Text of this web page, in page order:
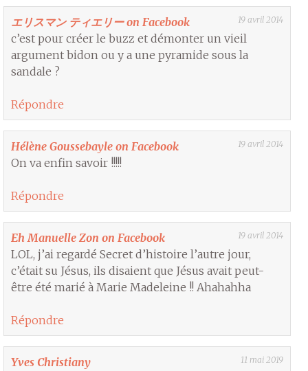
エリスマン ティエリー on Facebook 19 avril 2014
c’est pour créer le buzz et démonter un vieil
argument bidon ou y a une pyramide sous la
sandale ?
Répondre
Hélène Goussebayle on Facebook 19 avril 2014
On va enfin savoir !!!!!
Répondre
Eh Manuelle Zon on Facebook 19 avril 2014
LOL, j’ai regardé Secret d’histoire l’autre jour,
c’était su Jésus, ils disaient que Jésus avait peut-
être été marié à Marie Madeleine !! Ahahahha
Répondre
Yves Christiany 11 mai 2019